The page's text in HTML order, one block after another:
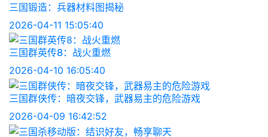
三国锻造：兵器材料图揭秘
2026-04-11 15:05:40
三国群英传8：战火重燃
2026-04-10 16:05:40
三国群侠传：暗夜交锋，武器易主的危险游戏
2026-04-09 16:42:52